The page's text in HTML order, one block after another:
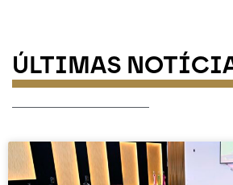
ÚLTIMAS
-----------------